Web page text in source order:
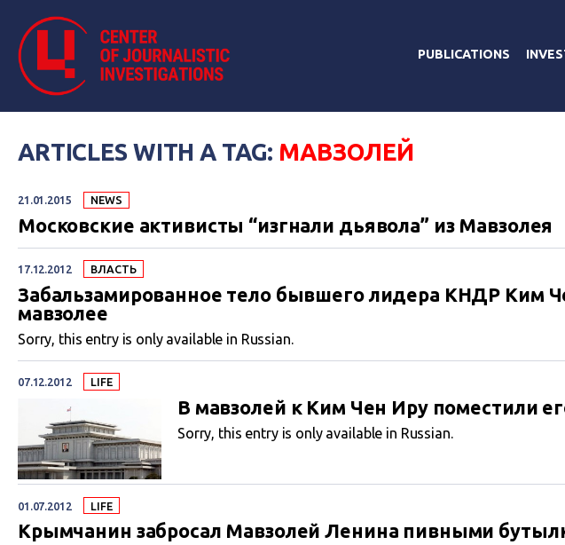
PUBLICATIONS
ARTICLES WITH A TAG: МАВЗОЛЕЙ
21.01.2015 NEWS
Московские активисты “изгнали дьявола” из Мавзолея
17.12.2012 ВЛАСТЬ
Забальзамированное тело бывшего лидера КНДР Ким
мавзолее
Sorry, this entry is only available in Russian.
07.12.2012 LIFE
В мавзолей к Ким Чен Иру поместили
Sorry, this entry is only available in Russian.
01.07.2012 LIFE
Крымчанин забросал Мавзолей Ленина пивными